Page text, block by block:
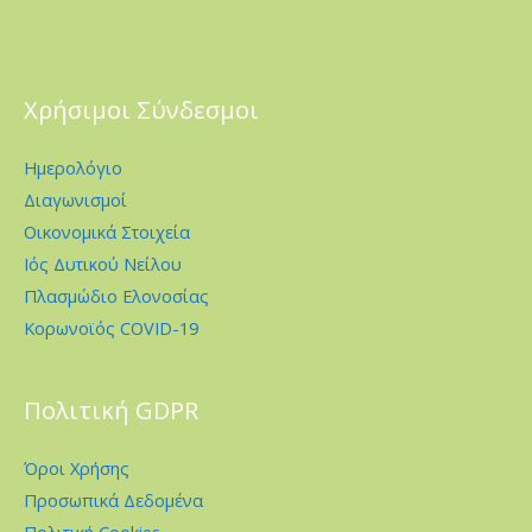
Χρήσιμοι Σύνδεσμοι
Ημερολόγιο
Διαγωνισμοί
Οικονομικά Στοιχεία
Ιός Δυτικού Νείλου
Πλασμώδιο Ελονοσίας
Κορωνοϊός COVID-19
Πολιτική GDPR
Όροι Χρήσης
Προσωπικά Δεδομένα